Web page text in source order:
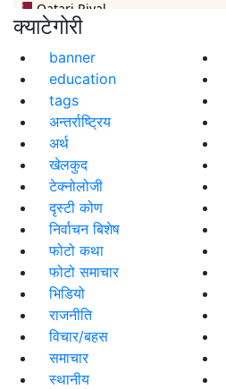
क्याटेगोरी
banner
education
tags
अन्तर्राष्ट्रिय
अर्थ
खेलकुद
टेक्नोलोजी
दृस्टी कोण
निर्वाचन बिशेष
फोटो कथा
फोटो समाचार
भिडियो
राजनीति
विचार/बहस
समाचार
स्थानीय